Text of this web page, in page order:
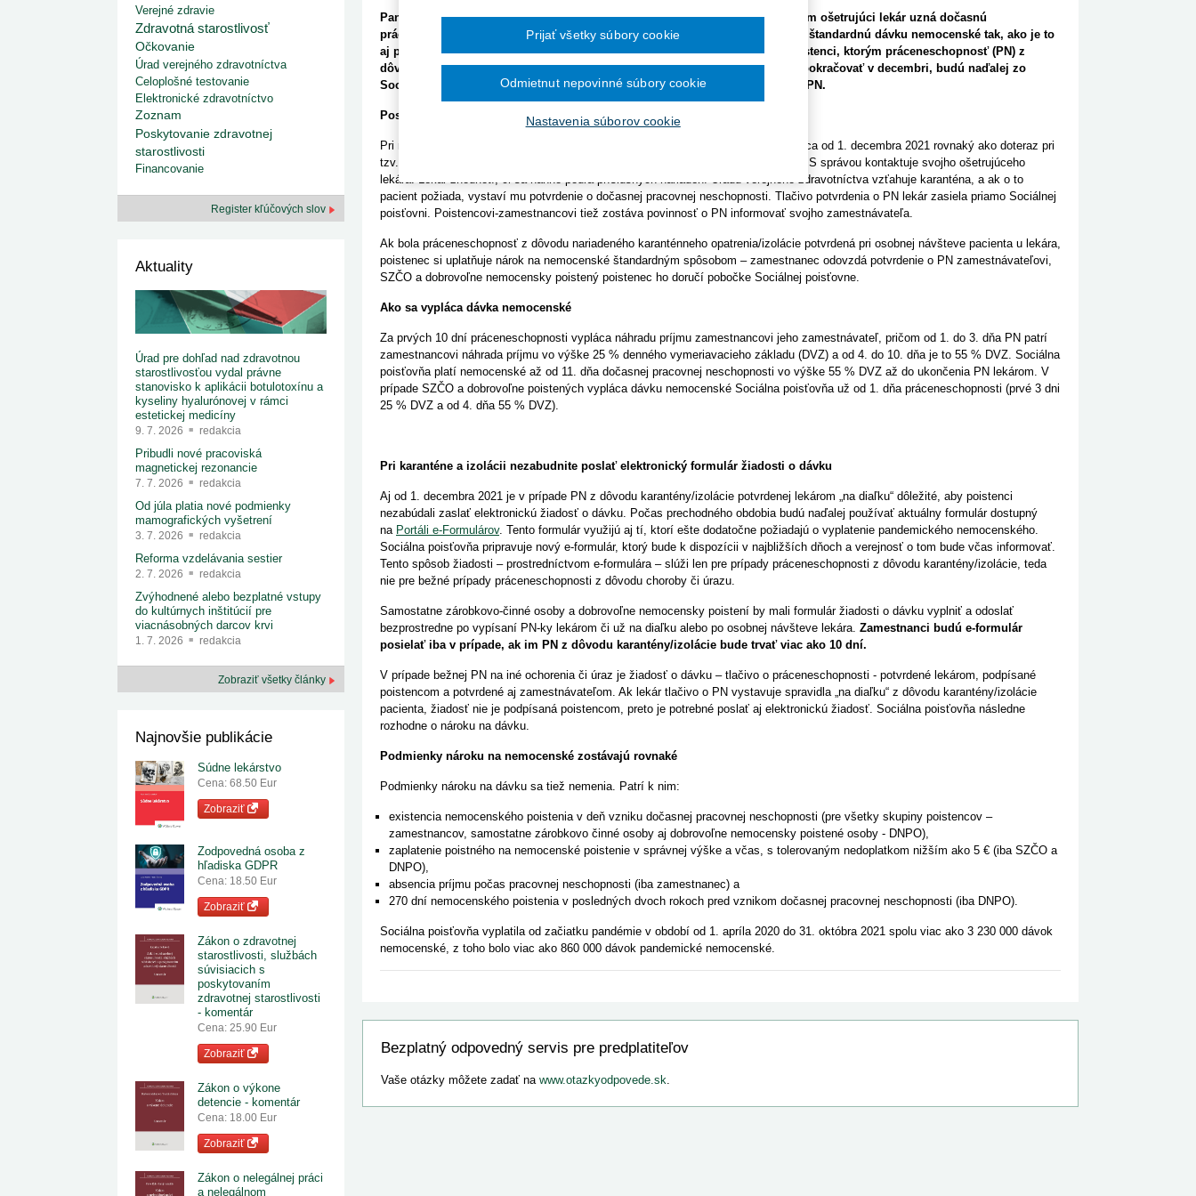
1. 7. 2026
Ministerstvo zdravotníctva zverejnilo aktualizovaný
zoznam kategori...
29. 6. 2026
redakcia
Rezort zdravotníctva zverejnil zoznam
kategorizovaných špeciálnych ...
29. 6. 2026
redakcia
Výzva na podporu dostupnosti zdravotnej
starostlivosti v centrách z...
22. 6. 2026
2015
implementáciu nových elektronických služieb v elektronickej zdravotnej
Ročník 2013
Ročník 2012
Ročník 2011
Ročník 2010
Pandemická dávka nemocenské od 1. decembra 2021 zaniká. Poistenci, ktorým ošetrujúci lekár uzná dočasnú
práceneschopnosť z dôvodu karanténneho opatrenia/izolácie, budú dostávať štandardnú dávku nemocenské tak, ako je to
aj pri iných dôvodoch dočasnej pracovnej neschopnosti (choroba, úraz). Poistenci, ktorým práceneschopnosť (PN) z
dôvodu karanténneho opatrenia/izolácie vznikne ešte v novembri a bude im pokračovať v decembri, budú naďalej zo
Sociálnej poisťovne dostávať tzv. pandemické nemocenské až do ukončenia PN.
Postupy pri potvrdzovaní PN a žiadosti o nemocenské sa nemenia
Pri nariadenej karanténe/izolácii bude pri vzniku práceneschopnosti postup poistenca od 1. decembra 2021 rovnaký ako doteraz pri
tzv. pandemickom nemocenskom. Poistenec najskôr telefonicky, mailom alebo SMS správou kontaktuje svojho ošetrujúceho
lekára. Lekár zhodnotí, či sa naňho podľa príslušných nariadení Úradu verejného zdravotníctva vzťahuje karanténa, a ak o to
pacient požiada, vystaví mu potvrdenie o dočasnej pracovnej neschopnosti. Tlačivo potvrdenia o PN lekár zasiela priamo Sociálnej
poisťovni. Poistencovi-zamestnancovi tiež zostáva povinnosť o PN informovať svojho zamestnávateľa.
Ak bola práceneschopnosť z dôvodu nariadeného karanténneho opatrenia/izolácie potvrdená pri osobnej návšteve pacienta u lekára,
poistenec si uplatňuje nárok na nemocenské štandardným spôsobom – zamestnanec odovzdá potvrdenie o PN zamestnávateľovi,
SZČO a dobrovoľne nemocensky poistený poistenec ho doručí pobočke Sociálnej poisťovne.
Ako sa vypláca dávka nemocenské
Za prvých 10 dní práceneschopnosti vypláca náhradu príjmu zamestnancovi jeho zamestnávateľ, pričom od 1. do 3. dňa PN patrí
zamestnancovi náhrada príjmu vo výške 25 % denného vymeriavacieho základu (DVZ) a od 4. do 10. dňa je to 55 % DVZ. Sociálna
poisťovňa platí nemocenské až od 11. dňa dočasnej pracovnej neschopnosti vo výške 55 % DVZ až do ukončenia PN lekárom. V
prípade SZČO a dobrovoľne poistených vypláca dávku nemocenské Sociálna poisťovňa už od 1. dňa práceneschopnosti (prvé 3 dni
25 % DVZ a od 4. dňa 55 % DVZ).
Pri karanténe a izolácii nezabudnite poslať elektronický formulár žiadosti o dávku
Aj od 1. decembra 2021 je v prípade PN z dôvodu karantény/izolácie potvrdenej lekárom „na diaľku“ dôležité, aby poistenci
nezabúdali zaslať elektronickú žiadosť o dávku. Počas prechodného obdobia budú naďalej používať aktuálny formulár dostupný
na Portáli e-Formulárov. Tento formulár využijú aj tí, ktorí ešte dodatočne požiadajú o vyplatenie pandemického nemocenského.
Sociálna poisťovňa pripravuje nový e-formulár, ktorý bude k dispozícii v najbližších dňoch a verejnosť o tom bude včas informovať.
Tento spôsob žiadosti – prostredníctvom e-formulára – slúži len pre prípady práceneschopnosti z dôvodu karantény/izolácie, teda
nie pre bežné prípady práceneschopnosti z dôvodu choroby či úrazu.
Samostatne zárobkovo-činné osoby a dobrovoľne nemocensky poistení by mali formulár žiadosti o dávku vyplniť a odoslať
bezprostredne po vypísaní PN-ky lekárom či už na diaľku alebo po osobnej návšteve lekára. Zamestnanci budú e-formulár
posielať iba v prípade, ak im PN z dôvodu karantény/izolácie bude trvať viac ako 10 dní.
V prípade bežnej PN na iné ochorenia či úraz je žiadosť o dávku – tlačivo o práceneschopnosti - potvrdené lekárom, podpísané
poistencom a potvrdené aj zamestnávateľom. Ak lekár tlačivo o PN vystavuje spravidla „na diaľku“ z dôvodu karantény/izolácie
pacienta, žiadosť nie je podpísaná poistencom, preto je potrebné poslať aj elektronickú žiadosť. Sociálna poisťovňa následne
rozhodne o nároku na dávku.
Podmienky nároku na nemocenské zostávajú rovnaké
Podmienky nároku na dávku sa tiež nemenia. Patrí k nim:
existencia nemocenského poistenia v deň vzniku dočasnej pracovnej neschopnosti (pre všetky skupiny poistencov –
zamestnancov, samostatne zárobkovo činné osoby aj dobrovoľne nemocensky poistené osoby - DNPO),
zaplatenie poistného na nemocenské poistenie v správnej výške a včas, s tolerovaným nedoplatkom nižším ako 5 € (iba SZČO a
DNPO),
absencia príjmu počas pracovnej neschopnosti (iba zamestnanec) a
270 dní nemocenského poistenia v posledných dvoch rokoch pred vznikom dočasnej pracovnej neschopnosti (iba DNPO).
Sociálna poisťovňa vyplatila od začiatku pandémie v období od 1. apríla 2020 do 31. októbra 2021 spolu viac ako 3 230 000 dávok
nemocenské, z toho bolo viac ako 860 000 dávok pandemické nemocenské.
Bezplatný odpovedný servis pre predplatiteľov
Vaše otázky môžete zadať na www.otazkyodpovede.sk.
Verejné zdravie
Zdravotná starostlivosť
Očkovanie
Úrad verejného zdravotníctva
Celoplošné testovanie
Elektronické zdravotníctvo
Zoznam
Poskytovanie zdravotnej
starostlivosti
Financovanie
Register kľúčových slov
Aktuality
Úrad pre dohľad nad zdravotnou
starostlivosťou vydal právne
stanovisko k aplikácii botulotoxínu a
kyseliny hyalurónovej v rámci
estetickej medicíny
9. 7. 2026 redakcia
Pribudli nové pracoviská
magnetickej rezonancie
7. 7. 2026 redakcia
Od júla platia nové podmienky
mamografických vyšetrení
3. 7. 2026 redakcia
Reforma vzdelávania sestier
2. 7. 2026 redakcia
Zvýhodnené alebo bezplatné vstupy
do kultúrnych inštitúcií pre
viacnásobných darcov krvi
1. 7. 2026 redakcia
Zobraziť všetky články
Najnovšie publikácie
Súdne lekárstvo
Cena: 68.50 Eur
Zobraziť
Zodpovedná osoba z
hľadiska GDPR
Cena: 18.50 Eur
Zobraziť
Zákon o zdravotnej
starostlivosti, službách
súvisiacich s
poskytovaním
zdravotnej starostlivosti
- komentár
Cena: 25.90 Eur
Zobraziť
Zákon o výkone
detencie - komentár
Cena: 18.00 Eur
Zobraziť
Zákon o nelegálnej práci
a nelegálnom
Nastavenia súborov cookie
Odmietnut nepovinné súbory cookie
Prijať všetky súbory cookie